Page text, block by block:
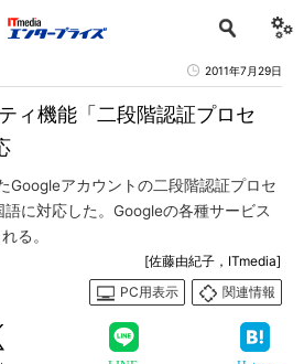
2011年7月29日
ィ機能「二段階認証プロセ
Googleアカウントの二段階認証プロセ
に対応した。Googleの各種サービス
る。
[佐藤由紀子，ITmedia]
PC用表示
関連情報